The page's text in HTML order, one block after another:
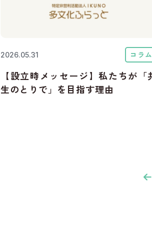
2026.05.31 コラム
【設立時メッセージ】私たちが「
生のとりで」を目指す理由